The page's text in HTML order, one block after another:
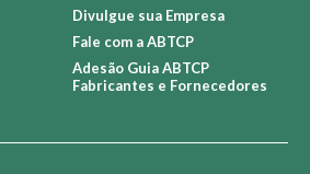
Divulgue sua Empresa
Fale com a ABTCP
Adesão Guia ABTCP
Fabricantes e Fornecedores